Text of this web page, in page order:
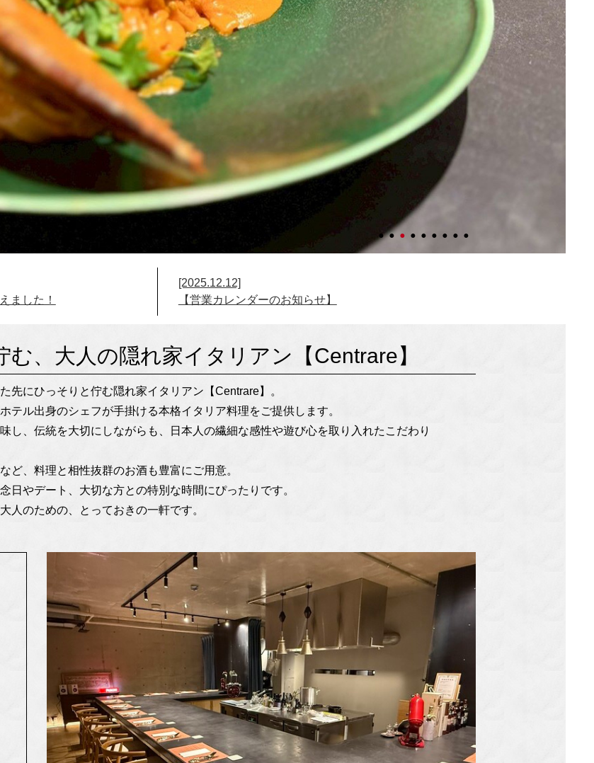
ました！
[2025.12.12]
【営業カレンダーのお知らせ】
、大人の隠れ家イタリアン【Centrare】
先にひっそりと佇む隠れ家イタリアン【Centrare】。
テル出身のシェフが手掛ける本格イタリア料理をご提供します。
し、伝統を大切にしながらも、日本人の繊細な感性や遊び心を取り入れたこだわり
ど、料理と相性抜群のお酒も豊富にご用意。
日やデート、大切な方との特別な時間にぴったりです。
人のための、とっておきの一軒です。